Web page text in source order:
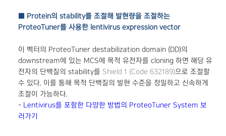
■ Protein의 stability를 조절해 발현량을 조절하는
ProteoTuner를 사용한 lentivirus expression vector
이 벡터의 ProteoTuner destabilization domain (DD)의
downstream에 있는 MCS에 목적 유전자를 cloning 하면 해당 유
전자의 단백질의 stability를 Shield 1 (Code 632189)으로 조절할
수 있다. 이를 통해 목적 단백질의 발현 수준을 정밀하고 신속하게
조절이 가능하다.
- Lentivirus를 포함한 다양한 방법의 ProteoTuner System 보
러가기